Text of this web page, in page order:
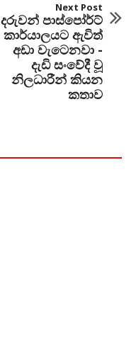
Next Post
දරුවන් පාස්පෝර්ට්
කාර්යාලයට ඇවිත්
අඩා වැටෙනවා -
දැඩි සංවේදී වූ
නිලධාරීන් කියන
කතාව